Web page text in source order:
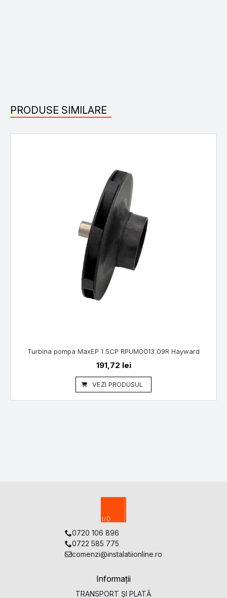
PRODUSE SIMILARE
Turbina pompa MaxEP 1.5CP RPUM0013.09R Hayward
191,72 lei
VEZI PRODUSUL
0720 106 896
0722 585 775
comenzi@instalatiionline.ro
Informații
TRANSPORT ȘI PLATĂ